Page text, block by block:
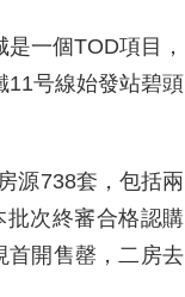
一個TOD項目，
11号線始發站碧頭
源738套，包括兩
批次終審合格認購
首開售罄，二房去